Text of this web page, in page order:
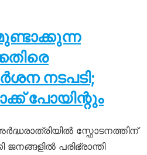
നടപടി;
പോയിന്റും
സ്ഫോടനത്തിന്
പരിഭ്രാന്തി